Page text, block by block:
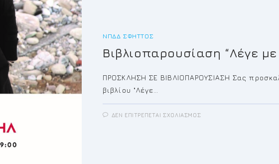
ΝΠΔΔ ΣΦΗΤΤΌΣ
Βιβλιοπαρουσίαση “Λέγε με
ΠΡΟΣΚΛΗΣΗ ΣΕ ΒΙΒΛΙΟΠΑΡΟΥΣΙΑΣΗ Σας
βιβλίου "Λέγε…
ΔΕΝ ΕΠΙΤΡΈΠΕΤΑΙ ΣΧΟΛΙΑΣΜΌΣΣΤΟ